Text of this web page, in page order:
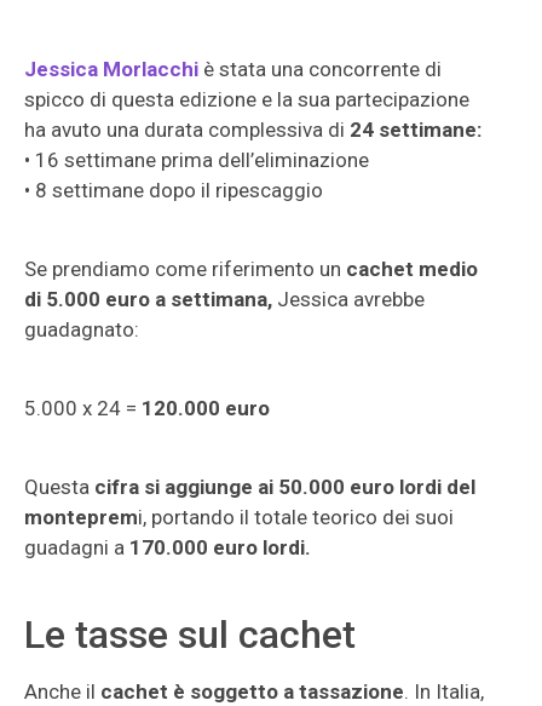
Jessica Morlacchi è stata una concorrente di
spicco di questa edizione e la sua partecipazione
ha avuto una durata complessiva di 24 settimane:
• 16 settimane prima dell’eliminazione
• 8 settimane dopo il ripescaggio
Se prendiamo come riferimento un cachet medio
di 5.000 euro a settimana, Jessica avrebbe
guadagnato:
5.000 x 24 = 120.000 euro
Questa cifra si aggiunge ai 50.000 euro lordi del
montepremi, portando il totale teorico dei suoi
guadagni a 170.000 euro lordi.
Le tasse sul cachet
Anche il cachet è soggetto a tassazione. In Italia,